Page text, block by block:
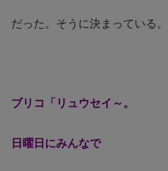
だった。そうに決まっている。
ブリコ「リュウセイ～。
日曜日にみんなで